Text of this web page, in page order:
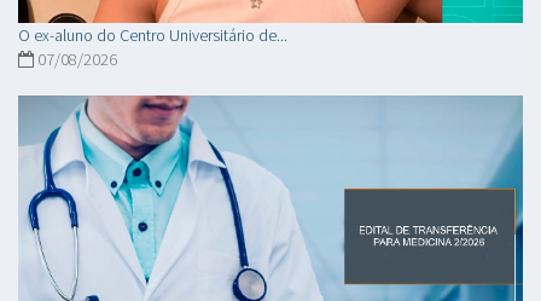
O ex-aluno do Centro Universitário de...
07/08/2026